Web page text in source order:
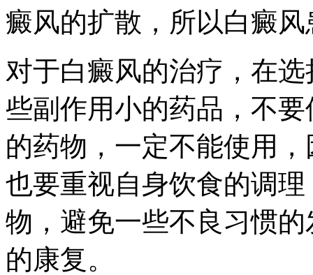
癜风的扩散，所以白癜
对于白癜风的治疗，在
些副作用小的药品，不
的药物，一定不能使用
也要重视自身饮食的调
物，避免一些不良习惯
的康复。